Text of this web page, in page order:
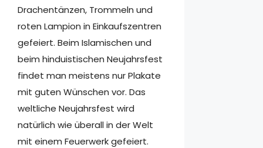
Drachentänzen, Trommeln und
roten Lampion in Einkaufszentren
gefeiert. Beim Islamischen und
beim hinduistischen Neujahrsfest
findet man meistens nur Plakate
mit guten Wünschen vor. Das
weltliche Neujahrsfest wird
natürlich wie überall in der Welt
mit einem Feuerwerk gefeiert.